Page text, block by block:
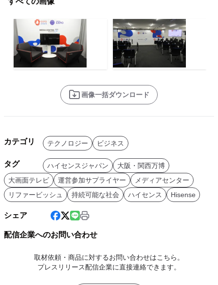
画像一括ダウンロード
カテゴリ テクノロジー ビジネス
タグ ハイセンスジャパン
大阪・関西万博
大画面テレビ
運営参加サプライヤー
メディアセンター
リファービッシュ
持続可能な社会 ハイセンス Hisense
シェア
配信企業へのお問い合わせ
取材依頼・商品に対するお問い合わせはこちら。
プレスリリース配信企業に直接連絡できます。